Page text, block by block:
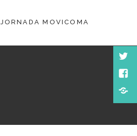
JORNADA MOVICOMA